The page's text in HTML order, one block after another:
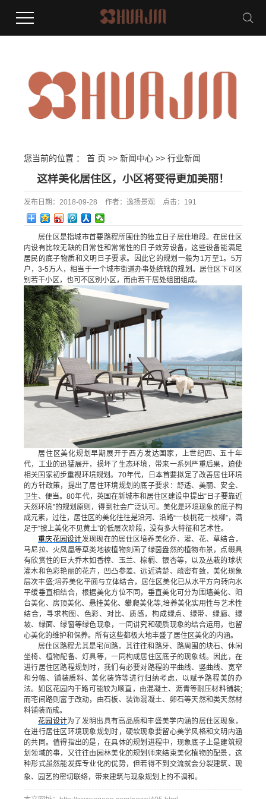
您当前的位置 ： 首 页 >> 新闻中心 >> 行业新闻
这样美化居住区，小区将变得更加美丽！
发布日期： 2018-09-28 作者： 逸扬景观 点击： 191
居住区是指城市首要路程所围住的独立日子居住地段。在居住区
内设有比较无缺的日常性和常常性的日子效劳设备，这些设备能满足
居民的底子物质和文明日子要求。因此它的规划一般为1万至1。5万
户，3-5万人，相当于一个城市街道办事处统辖的规划。居住区下可区
别若干小区，也可不区别小区，而由若干居处组团组成。
居住区美化规划早期展开于西方发达国家，上世纪四、五十年
代，工业的迅猛展开，损坏了生态环境，带来一系列严重后果，迫使
相关国家初步重视环境规划。70年代，日本首要拟定了改善居住环境
的方针政策，提出了居住环境规划的底子要求：舒适、美丽、安全、
卫生、便当。80年代，英国在新城市和居住区建设中提出“日子要靠近
天然环境”的规划原则，得到社会广泛认可。美化是环境现象的底子构
成元素，过往，居住区的美化往往是沿河、沿路“一枝桃花一枝柳”，满
足于“披上美化不见黄土”的低层次阶段，没有多大特征和艺术性。
重庆花园设计发现现在的居住区培养美化乔、灌、花、草结合，
马尼拉、火凤凰等草类地被植物刻画了绿茵盎然的植物布景，点缀具
有欣赏性的巨大乔木如香樟、玉兰、棕榈、银杏等，以及丛栽的球状
灌木和色彩艳丽的花卉，凹凸参差、远近清楚、疏密有致，美化现象
层次丰盛;培养美化平面与立体结合，居住区美化已从水平方向转向水
平缓垂直相结合，根据美化方位不同，垂直美化可分为围墙美化、阳
台美化、房顶美化、悬挂美化、攀爬美化等;培养美化实用性与艺术性
结合，寻求构图、色彩、对比、质感，构成绿点、绿带、绿廊、绿
坡、绿面、绿窗等绿色现象，一同讲究和硬质现象的结合运用，也留
心美化的维护和保养。所有这些都极大地丰盛了居住区美化的内涵。
居住区路程尤其是宅间路，其往往和路牙、路周围的块石、休闲
坐椅、植物配备、灯具等，一同构成居住区底子的现象线。因此，在
进行居住区路程规划时，我们有必要对路程的平曲线、竖曲线、宽窄
和分幅、铺装质料、美化装饰等进行归纳考虑，以赋予路程美的办
法。如区花园内干路可能较为顺直，由混凝土、沥青等耐压材料铺装;
而宅间路则富于改动，由石板、装饰混凝土、卵石等天然和类天然材
料铺装而成。
花园设计为了发明出具有高品质和丰盛美学内涵的居住区现象，
在进行居住区环境现象规划时，硬软现象要留心美学风格和文明内涵
的共同。值得指出的是，在具体的规划进程中，现象底子上是建筑规
划领域的事，又往往由园林美化的规划师来结束美化植物的配景，这
种形式虽然能发挥专业化的优势，但若得不到交流就会分裂建筑、现
象、园艺的密切联络，带来建筑与现象规划上的不调和。